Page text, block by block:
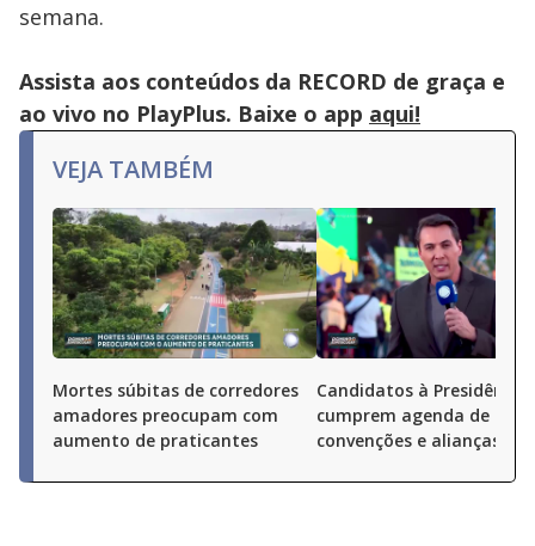
semana.
Assista aos conteúdos da RECORD de graça e
ao vivo no PlayPlus. Baixe o app aqui!
VEJA TAMBÉM
Mortes súbitas de corredores
amadores preocupam com
aumento de praticantes
Candidatos à Presidência
cumprem agenda de
convenções e alianças